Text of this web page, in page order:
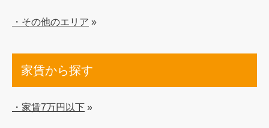
・その他のエリア »
家賃から探す
・家賃7万円以下 »